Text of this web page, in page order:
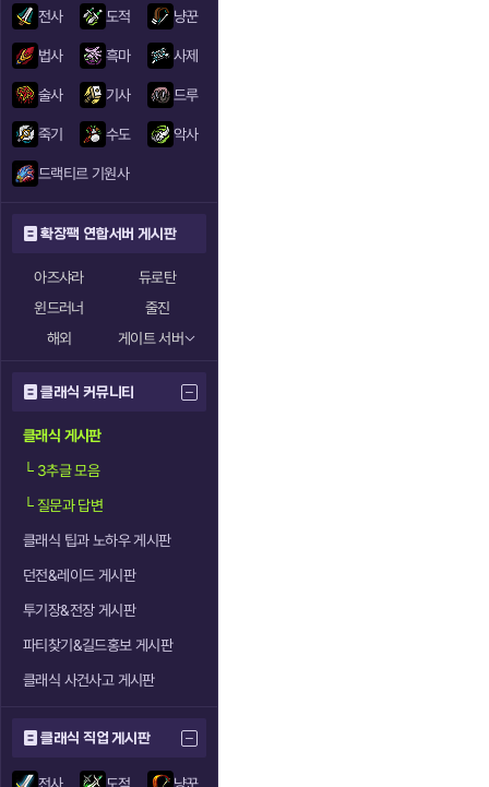
전사 도적 냥꾼
법사 흑마 사제
술사 기사 드루
죽기 수도 악사
드랙티르 기원사
확장팩 연합서버 게시판
아즈샤라
듀로탄
윈드러너
줄진
해외
게이트 서버
클래식 커뮤니티
클래식 게시판
└3추글 모음
└질문과 답변
클래식 팁과 노하우 게시판
던전&레이드 게시판
투기장&전장 게시판
파티찾기&길드홍보 게시판
클래식 사건사고 게시판
클래식 직업 게시판